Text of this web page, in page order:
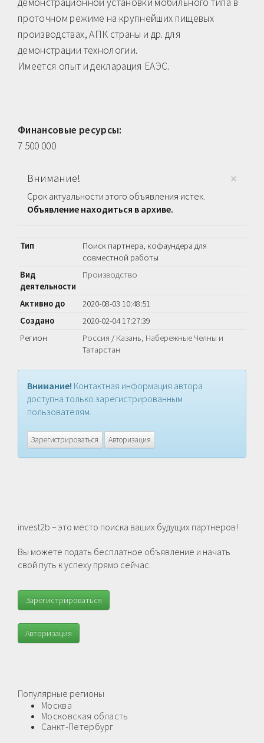
проточном режиме на крупнейших пищевых
производствах, АПК страны и др. для
демонстрации технологии.
Имеется опыт и декларация ЕАЭС.
Финансовые ресурсы:
7 500 000
×
Внимание!
Срок актуальности этого объявления истек.
Объявление находиться в архиве.
Тип
Поиск партнера, кофаундера для
совместной работы
Вид
деятельности
Производство
Активно до
2020-08-03 10:48:51
Создано
2020-02-04 17:27:39
Регион
Россия / Казань, Набережные Челны и
Татарстан
Внимание! Контактная информация автора
доступна только зарегистрированным
пользователям.
Зарегистрироваться Авторизация
invest2b – это место поиска ваших будущих партнеров!
Вы можете подать бесплатное объявление и начать
свой путь к успеху прямо сейчас.
Зарегистрироваться
Авторизация
Популярные регионы
Москва
Московская область
Санкт-Петербург